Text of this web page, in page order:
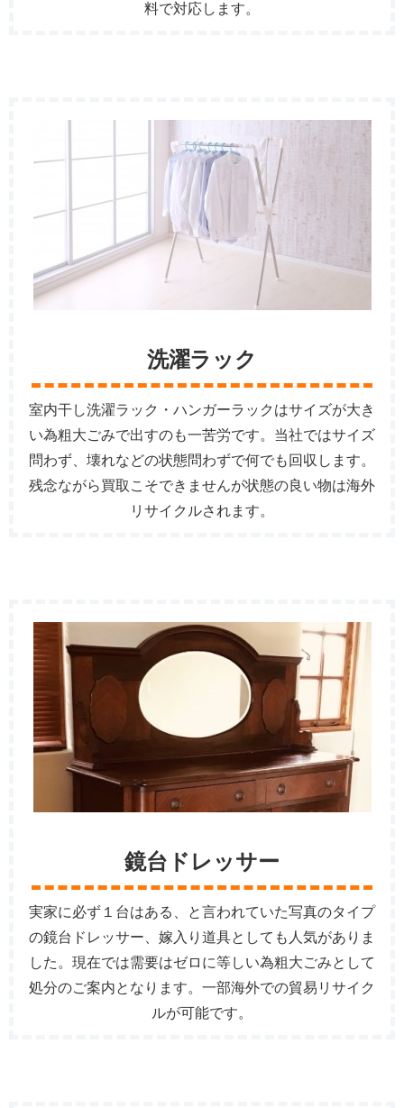
料で対応します。
洗濯ラック
室内干し洗濯ラック・ハンガーラックはサイズが大き
い為粗大ごみで出すのも一苦労です。当社ではサイズ
問わず、壊れなどの状態問わずで何でも回収します。
残念ながら買取こそできませんが状態の良い物は海外
リサイクルされます。
鏡台ドレッサー
実家に必ず１台はある、と言われていた写真のタイプ
の鏡台ドレッサー、嫁入り道具としても人気がありま
した。現在では需要はゼロに等しい為粗大ごみとして
処分のご案内となります。一部海外での貿易リサイク
ルが可能です。